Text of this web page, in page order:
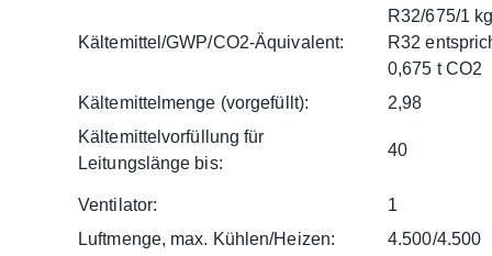
Kältemittel/GWP/CO2-Äquivalent:
R32/675/1
R32
0,675 t CO2
Kältemittelmenge (vorgefüllt):
2,98
Kältemittelvorfüllung für
Leitungslänge bis:
40
Ventilator:
1
Luftmenge, max. Kühlen/Heizen:
4.500/4.500